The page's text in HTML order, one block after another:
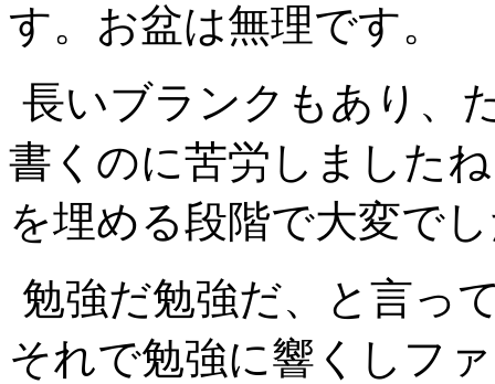
す。お盆は無理です。
長いブランクもあり、
書くのに苦労しました
を埋める段階で大変で
勉強だ勉強だ、と言っ
それで勉強に響くしフ